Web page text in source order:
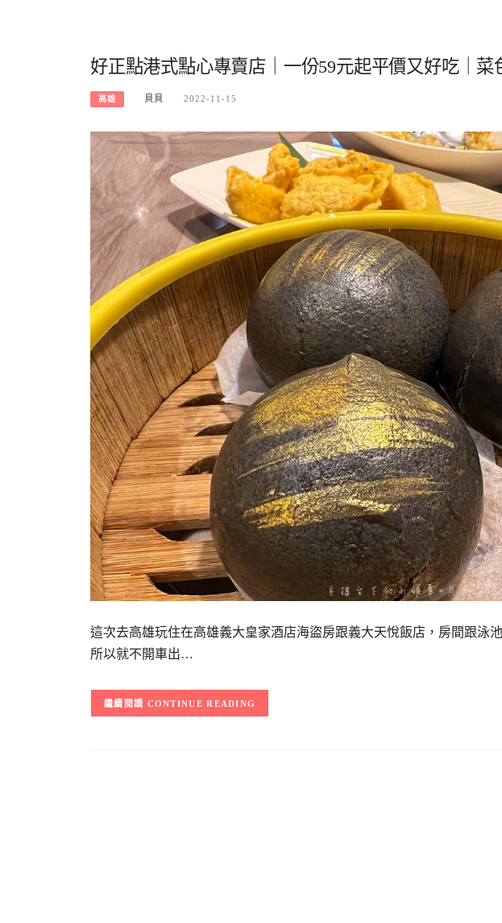
好正點港式點心專賣店｜一份59元起平價又好吃｜菜
高雄 貝貝 2022-11-15
這次去高雄玩住在高雄義大皇家酒店海盜房跟義大天悅飯店，房間跟泳
所以就不開車出…
CONTINUE READING